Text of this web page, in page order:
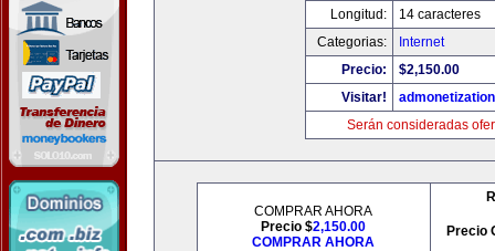
Longitud:
14 caracteres
Categorias:
Internet
Precio:
$2,150.00
Visitar!
Serán consideradas
COMPRAR AHORA
Precio $2,150.00
COMPRAR AHORA
Precio